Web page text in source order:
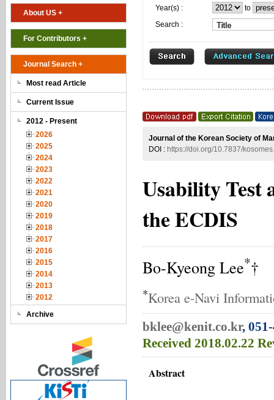
About US +
For Contributors +
Journal Search +
Most read Article
Current Issue
2012 - Present
2026
2025
2024
2023
2022
2021
2020
2019
2018
2017
2016
2015
2014
2013
2012
Archive
Year(s) :
to
Search :
Journal of the Korean Society of
DOI : https://doi.org/10.7837/
Usability Test
the ECDIS
Bo-Kyeong Lee*†
*Korea e-Navi
bklee@kenit.co.kr,
Received 2018.02.22
Abstract